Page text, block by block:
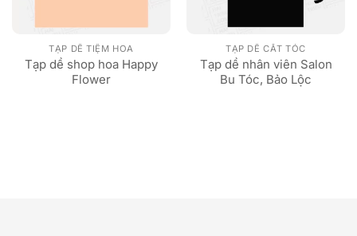
TẠP DỀ TIỆM HOA
Tạp dề shop hoa Happy
Flower
TẠP DỀ CẮT TÓC
Tạp dề nhân viên Salon
Bu Tóc, Bảo Lộc